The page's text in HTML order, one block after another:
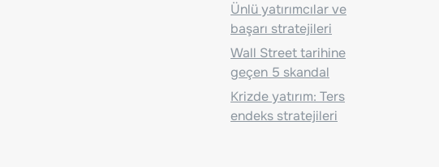
Ünlü yatırımcılar ve
başarı stratejileri
Wall Street tarihine
geçen 5 skandal
Krizde yatırım: Ters
endeks stratejileri